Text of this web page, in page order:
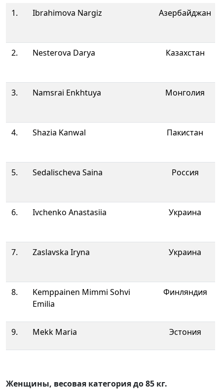
1. Ibrahimova Nargiz Азербайджан
2. Nesterova Darya Казахстан
3. Namsrai Enkhtuya Монголия
4. Shazia Kanwal Пакистан
5. Sedalischeva Saina Россия
6. Ivchenko Anastasiia Украина
7. Zaslavska Iryna Украина
8.
Kemppainen Mimmi Sohvi
Emilia
Финляндия
9. Mekk Maria Эстония
Женщины, весовая категория до 85 кг.